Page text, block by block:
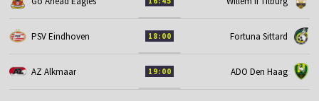
PSV Eindhoven 18:00 Fortuna Sittard
AZ Alkmaar 19:00 ADO Den Haag